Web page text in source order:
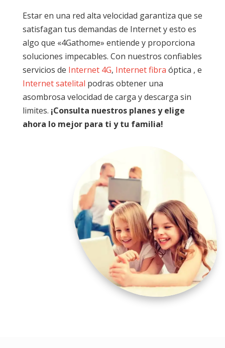
Estar en una red alta velocidad garantiza que se
satisfagan tus demandas de Internet y esto es
algo que «4Gathome» entiende y proporciona
soluciones impecables. Con nuestros confiables
servicios de Internet 4G, Internet fibra óptica , e
Internet satelital podras obtener una
asombrosa velocidad de carga y descarga sin
limites. ¡Consulta nuestros planes y elige
ahora lo mejor para ti y tu familia!